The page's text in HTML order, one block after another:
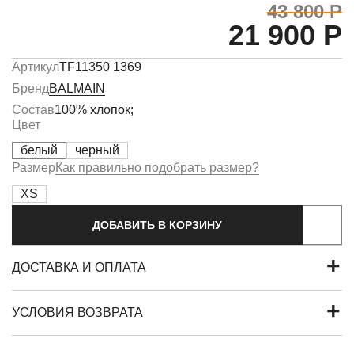
43 800 Р
21 900 Р
АртикулTF11350 1369
БрендBALMAIN
Состав100% хлопок;
Цвет
белый
черный
РазмерКак правильно подобрать размер?
XS
ДОБАВИТЬ В КОРЗИНУ
ДОСТАВКА И ОПЛАТА
УСЛОВИЯ ВОЗВРАТА